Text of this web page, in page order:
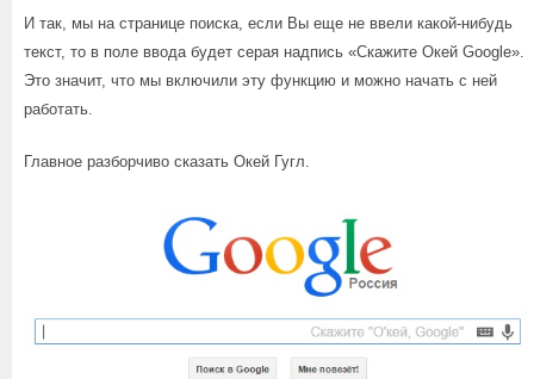
И так, мы на странице поиска, если Вы еще не ввели какой-нибудь
текст, то в поле ввода будет серая надпись «Скажите Окей Google».
Это значит, что мы включили эту функцию и можно начать с ней
работать.
Главное разборчиво сказать Окей Гугл.